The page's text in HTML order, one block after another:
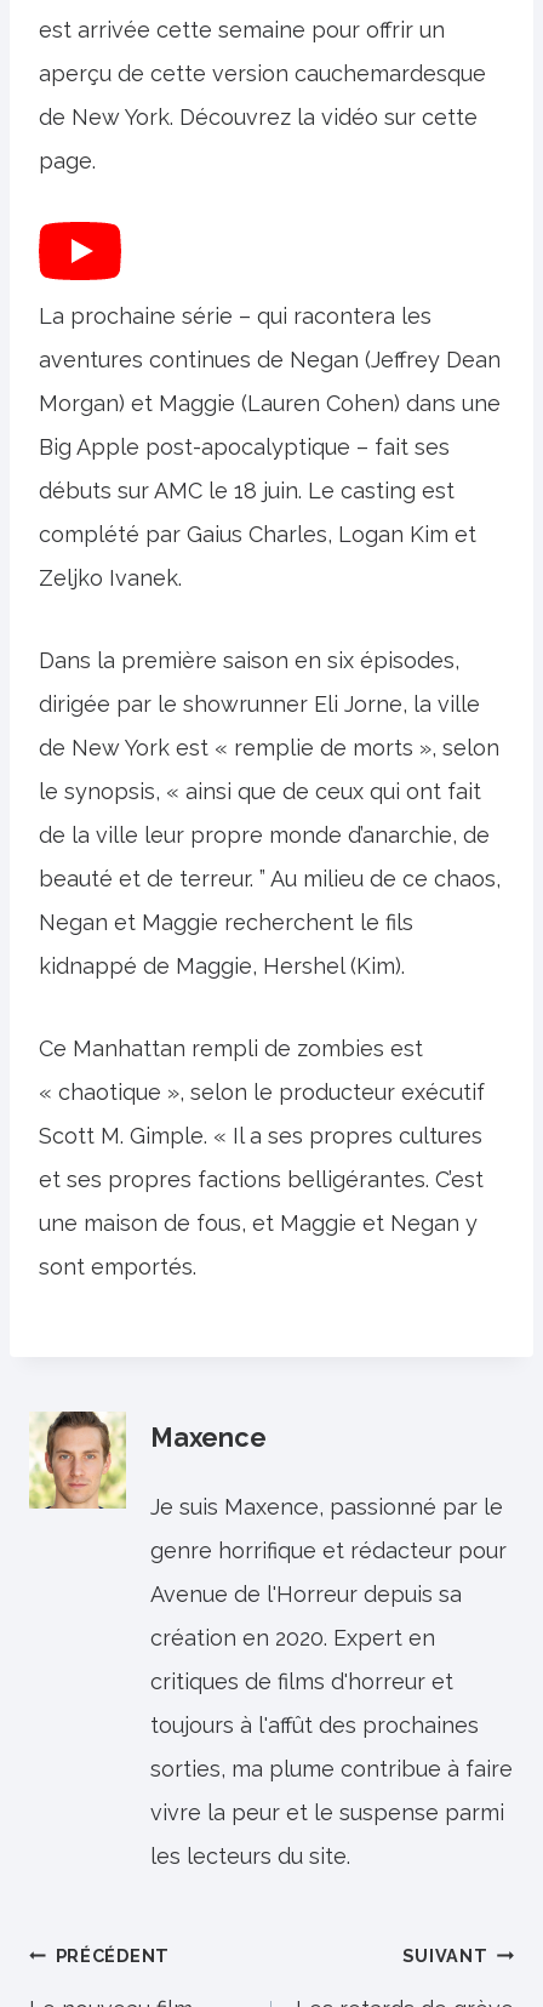
est arrivée cette semaine pour offrir un
aperçu de cette version cauchemardesque
de New York. Découvrez la vidéo sur cette
page.
La prochaine série – qui racontera les
aventures continues de Negan (Jeffrey Dean
Morgan) et Maggie (Lauren Cohen) dans une
Big Apple post-apocalyptique – fait ses
débuts sur AMC le 18 juin. Le casting est
complété par Gaius Charles, Logan Kim et
Zeljko Ivanek.
Dans la première saison en six épisodes,
dirigée par le showrunner Eli Jorne, la ville
de New York est « remplie de morts », selon
le synopsis, « ainsi que de ceux qui ont fait
de la ville leur propre monde d’anarchie, de
beauté et de terreur. ” Au milieu de ce chaos,
Negan et Maggie recherchent le fils
kidnappé de Maggie, Hershel (Kim).
Ce Manhattan rempli de zombies est
« chaotique », selon le producteur exécutif
Scott M. Gimple. « Il a ses propres cultures
et ses propres factions belligérantes. C’est
une maison de fous, et Maggie et Negan y
sont emportés.
Maxence
Je suis Maxence, passionné par le
genre horrifique et rédacteur pour
Avenue de l'Horreur depuis sa
création en 2020. Expert en
critiques de films d'horreur et
toujours à l'affût des prochaines
sorties, ma plume contribue à faire
vivre la peur et le suspense parmi
les lecteurs du site.
Navigation
PRÉCÉDENT SUIVANT